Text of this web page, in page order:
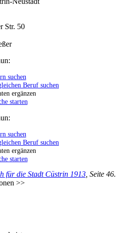
Str. 50
suchen
Beruf suchen
ergänzen
starten
suchen
Beruf suchen
ergänzen
starten
für die Stadt Cüstrin 1913, Seite 46.
>>